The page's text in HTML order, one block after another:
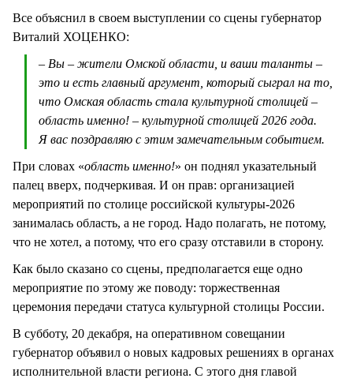
Все объяснил в своем выступлении со сцены губернатор
Виталий ХОЦЕНКО:
– Вы – жители Омской области, и ваши таланты –
это и есть главный аргумент, который сыграл на то,
что Омская область стала культурной столицей –
область именно! – культурной столицей 2026 года.
Я вас поздравляю с этим замечательным событием.
При словах «область именно!» он поднял указательный
палец вверх, подчеркивая. И он прав: организацией
мероприятий по столице российской культуры-2026
занималась область, а не город. Надо полагать, не потому,
что не хотел, а потому, что его сразу отставили в сторону.
Как было сказано со сцены, предполагается еще одно
мероприятие по этому же поводу: торжественная
церемония передачи статуса культурной столицы России.
В субботу, 20 декабря, на оперативном совещании
губернатор объявил о новых кадровых решениях в органах
исполнительной власти региона. С этого дня главой